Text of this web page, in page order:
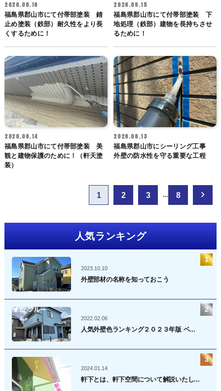
2026.06.16
福島県郡山市にて付帯部塗装 錆
止め塗装（鉄部）耐久性をより長
くするために！
2026.06.15
福島県郡山市にて付帯部塗装 下
地処理（鉄部）建物を長持ちさせ
るために！
2026.06.14
福島県郡山市にて付帯部塗装 美
観と建物保護のために！（軒天塗
装）
2026.06.13
福島県郡山市にシーリング工事
外壁の防水性を守る重要な工程
ペ
ジ
送
り
1 2 3 … 8
人気ランキング
2023.10.10
外壁部材の名称を知っておこう
2022.02.06
人気外壁色ランキング２０２３年版 ベ...
2024.01.14
軒下とは、軒下空間について解説いたし...